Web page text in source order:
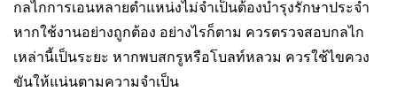
กลไกการเอนหลายตำแหน่งไม่จำเป็นต้องบำรุงรักษาประจำ
หากใช้งานอย่างถูกต้อง อย่างไรก็ตาม ควรตรวจสอบกลไก
เหล่านี้เป็นระยะ หากพบสกรูหรือโบลท์หลวม ควรใช้ไขควง
ขันให้แน่นตามความจำเป็น